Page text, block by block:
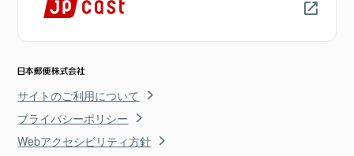
サイトのご利用について
プライバシーポリシー
Webアクセシビリティ方針